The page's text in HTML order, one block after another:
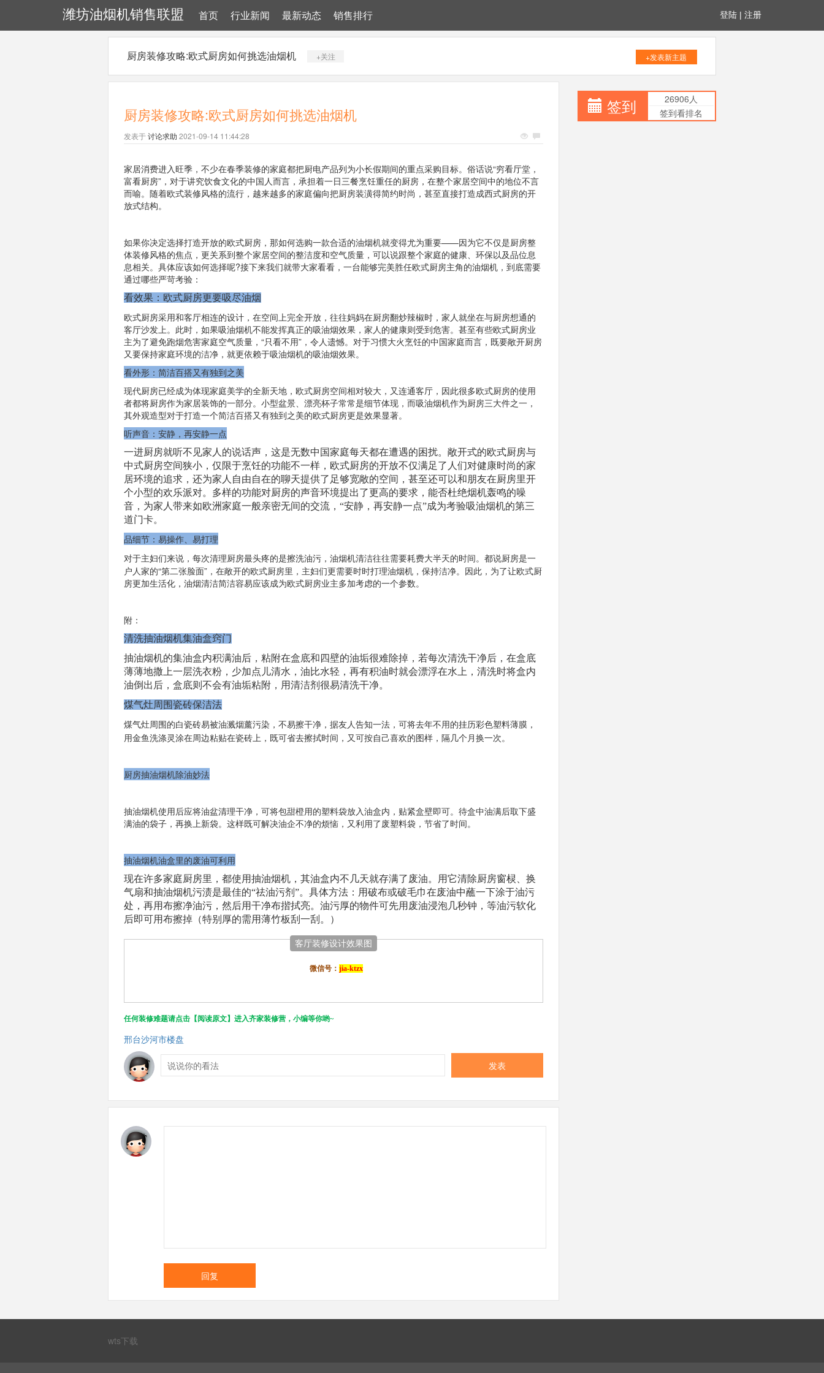
潍坊油烟机销售联盟 首页 行业新闻 最新动态 销售排行 登陆 | 注册
厨房装修攻略:欧式厨房如何挑选油烟机 +关注 +发表新主题
厨房装修攻略:欧式厨房如何挑选油烟机
发表于讨论求助 2021-09-14 11:44:28
家居消费进入旺季，不少在春季装修的家庭都把厨电产品列为小长假期间的重点采购目标。俗话说“穷看厅堂，
富看厨房”，对于讲究饮食文化的中国人而言，承担着一日三餐烹饪重任的厨房，在整个家居空间中的地位不言
而喻。随着欧式装修风格的流行，越来越多的家庭偏向把厨房装潢得简约时尚，甚至直接打造成西式厨房的开
放式结构。
如果你决定选择打造开放的欧式厨房，那如何选购一款合适的油烟机就变得尤为重要——因为它不仅是厨房整
体装修风格的焦点，更关系到整个家居空间的整洁度和空气质量，可以说跟整个家庭的健康、环保以及品位息
息相关。具体应该如何选择呢?接下来我们就带大家看看，一台能够完美胜任欧式厨房主角的油烟机，到底需要
通过哪些严苛考验：
看效果：欧式厨房更要吸尽油烟
欧式厨房采用和客厅相连的设计，在空间上完全开放，往往妈妈在厨房翻炒辣椒时，家人就坐在与厨房想通的
客厅沙发上。此时，如果吸油烟机不能发挥真正的吸油烟效果，家人的健康则受到危害。甚至有些欧式厨房业
主为了避免跑烟危害家庭空气质量，“只看不用”，令人遗憾。对于习惯大火烹饪的中国家庭而言，既要敞开厨房
又要保持家庭环境的洁净，就更依赖于吸油烟机的吸油烟效果。
看外形：简洁百搭又有独到之美
现代厨房已经成为体现家庭美学的全新天地，欧式厨房空间相对较大，又连通客厅，因此很多欧式厨房的使用
者都将厨房作为家居装饰的一部分。小型盆景、漂亮杯子常常是细节体现，而吸油烟机作为厨房三大件之一，
其外观造型对于打造一个简洁百搭又有独到之美的欧式厨房更是效果显著。
听声音：安静，再安静一点
一进厨房就听不见家人的说话声，这是无数中国家庭每天都在遭遇的困扰。敞开式的欧式厨房与
中式厨房空间狭小，仅限于烹饪的功能不一样，欧式厨房的开放不仅满足了人们对健康时尚的家
居环境的追求，还为家人自由自在的聊天提供了足够宽敞的空间，甚至还可以和朋友在厨房里开
个小型的欢乐派对。多样的功能对厨房的声音环境提出了更高的要求，能否杜绝烟机轰鸣的噪
音，为家人带来如欧洲家庭一般亲密无间的交流，“安静，再安静一点”成为考验吸油烟机的第三
道门卡。
品细节：易操作、易打理
对于主妇们来说，每次清理厨房最头疼的是擦洗油污，油烟机清洁往往需要耗费大半天的时间。都说厨房是一
户人家的“第二张脸面”，在敞开的欧式厨房里，主妇们更需要时时打理油烟机，保持洁净。因此，为了让欧式厨
房更加生活化，油烟清洁简洁容易应该成为欧式厨房业主多加考虑的一个参数。
附：
清洗抽油烟机集油盒窍门
抽油烟机的集油盒内积满油后，粘附在盒底和四壁的油垢很难除掉，若每次清洗干净后，在盒底
薄薄地撒上一层洗衣粉，少加点儿清水，油比水轻，再有积油时就会漂浮在水上，清洗时将盒内
油倒出后，盒底则不会有油垢粘附，用清洁剂很易清洗干净。
煤气灶周围瓷砖保洁法
煤气灶周围的白瓷砖易被油溅烟薰污染，不易擦干净，据友人告知一法，可将去年不用的挂历彩色塑料薄膜，
用金鱼洗涤灵涂在周边粘贴在瓷砖上，既可省去擦拭时间，又可按自己喜欢的图样，隔几个月换一次。
厨房抽油烟机除油妙法
抽油烟机使用后应将油盆清理干净，可将包甜橙用的塑料袋放入油盒内，贴紧盒壁即可。待盒中油满后取下盛
满油的袋子，再换上新袋。这样既可解决油企不净的烦恼，又利用了废塑料袋，节省了时间。
抽油烟机油盒里的废油可利用
现在许多家庭厨房里，都使用抽油烟机，其油盒内不几天就存满了废油。用它清除厨房窗棂、换
气扇和抽油烟机污渍是最佳的“祛油污剂”。具体方法：用破布或破毛巾在废油中蘸一下涂于油污
处，再用布擦净油污，然后用干净布揩拭亮。油污厚的物件可先用废油浸泡几秒钟，等油污软化
后即可用布擦掉（特别厚的需用薄竹板刮一刮。）
客厅装修设计效果图
   微信号：
jia-ktzx
任何装修难题请点击【阅读原文】进入齐家装修营，小编等你哟~
邢台沙河市楼盘
发表
回复
签到
26906人
签到看排名
wts下载